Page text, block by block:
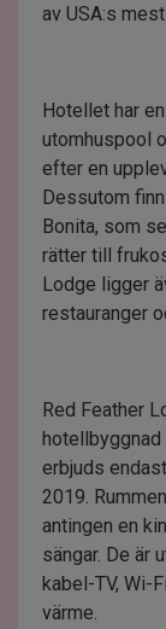
av USA:s
Hotellet har
utomhuspool
efter en
Dessutom
Bonita, som
rätter till
Lodge ligger
restauranger
Red Feather
hotellbyggnad
erbjuds
2019.
antingen en
sängar. De är
kabel-TV, Wi-
värme.